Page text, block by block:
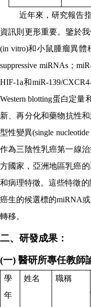
近年來，研究報告
資訊則更形重要。鑒於
(in vitro)和小鼠腫瘤異體
suppressive miRNAs；
HIF-1a和miR-139/
Western blotting蛋白定量
新、再分化和藥物抗性
型性變異(single
作為三陰性乳癌第一線
方國家，亞洲地區乳癌
和病理特徵。這些特徵
癌生的候選標的miRNA
轉移。
二、研發成果：
(一) 醫研所專任教師
學
年
姓名 職稱